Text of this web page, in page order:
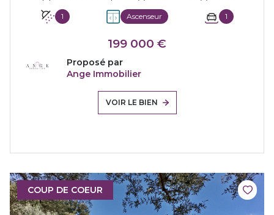
1 Ascenseur 1
199 000 €
Proposé par
Ange Immobilier
VOIR LE BIEN
COUP DE COEUR